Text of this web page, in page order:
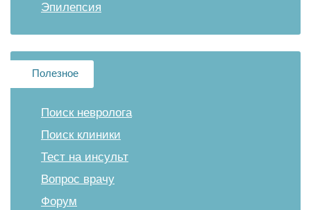
Эпилепсия
Полезное
Поиск невролога
Поиск клиники
Тест на инсульт
Вопрос врачу
Форум